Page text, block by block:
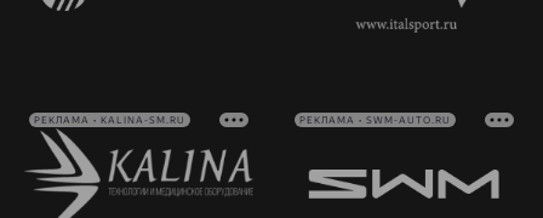
РЕКЛАМА • KALINA-SM.RU РЕКЛАМА • SWM-AUTO.RU